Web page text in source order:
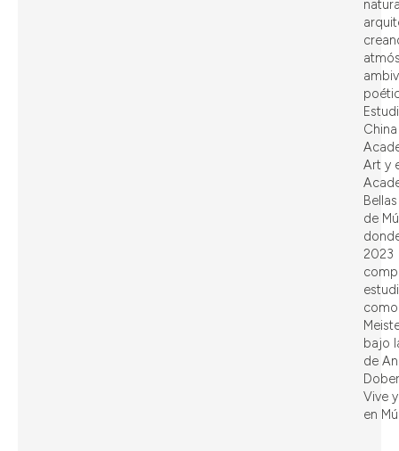
China
Art y
de
2023
como
bajo
de
Vive
en